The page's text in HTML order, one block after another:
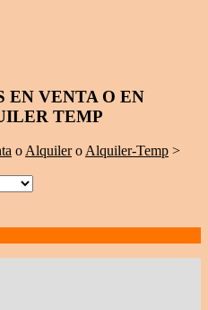
EN VENTA O EN
TEMP
oAlquileroAlquiler-Temp >